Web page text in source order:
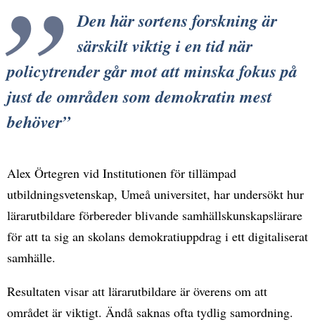
Den här sortens forskning är
särskilt viktig i en tid när
policytrender går mot att minska fokus på
just de områden som demokratin mest
behöver
Alex Örtegren vid Institutionen för tillämpad
utbildningsvetenskap, Umeå universitet, har undersökt hur
lärarutbildare förbereder blivande samhällskunskapslärare
för att ta sig an skolans demokratiuppdrag i ett digitaliserat
samhälle.
Resultaten visar att lärarutbildare är överens om att
området är viktigt. Ändå saknas ofta tydlig samordning.